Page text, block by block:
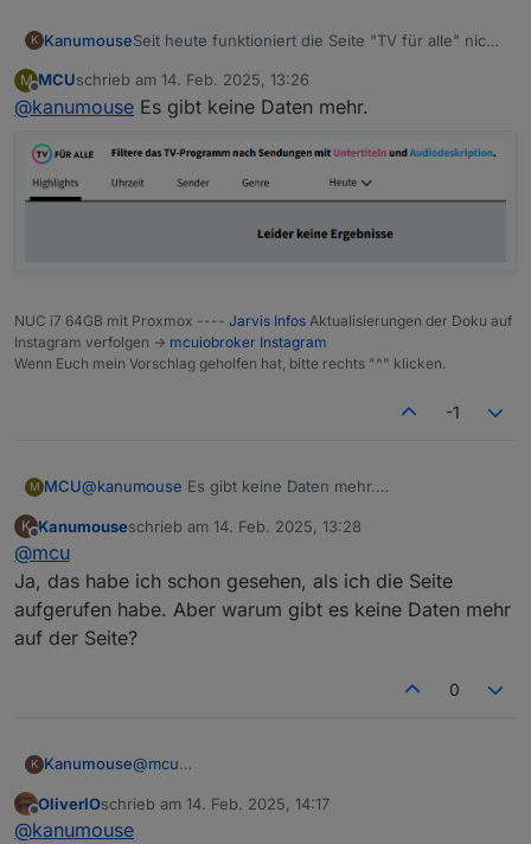
auf die Breite der Standard icons voreingestellt
entsprechend angepasst werden. Die CSS-
Anweisung aus der Usecase-Beschreibung in
der Readme kann wieder entfernt werden.
K KanumouseSeit heute funktioniert die Seite "TV für alle" nicht
mehr.
Kennt Jemand die Ursache?
M
Offline
MCUschrieb am 14. Feb. 2025, 13:26
zuletzt editiert von
@kanumouse Es gibt keine Daten mehr.
NUC i7 64GB mit Proxmox ---- Jarvis Infos Aktualisierungen der Doku auf
Instagram verfolgen -> mcuiobroker Instagram
Wenn Euch mein Vorschlag geholfen hat, bitte rechts "^" klicken.
-1
M MCU@kanumouse Es gibt keine Daten mehr.
K Kanumouseschrieb am 14. Feb. 2025, 13:28
zuletzt editiert von
@mcu
Ja, das habe ich schon gesehen, als ich die Seite
aufgerufen habe. Aber warum gibt es keine Daten mehr
auf der Seite?
0
K Kanumouse@mcu
aufgerufen habe. Aber warum gibt es keine Daten
mehr auf der Seite?
Offline
OliverIOschrieb am 14. Feb. 2025, 14:17
zuletzt editiert von
@kanumouse